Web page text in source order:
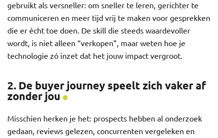
gebruikt als versneller: om sneller te leren, gerichter te
communiceren en meer tijd vrij te maken voor gesprekken
die er écht toe doen. De skill die steeds waardevoller
wordt, is niet alleen “verkopen”, maar weten hoe je
technologie zó inzet dat het jouw impact vergroot.
2. De buyer journey speelt zich vaker af
zonder jou
Misschien herken je het: prospects hebben al onderzoek
gedaan, reviews gelezen, concurrenten vergeleken en